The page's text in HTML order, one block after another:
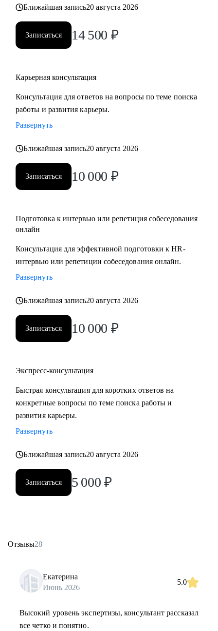
• часто меняли работу;
• захотели вернуться из фриланса, своего бизнеса в найм;
• хотите сменить профессию, но не знаете, как грамотно
построить поиск работы.
Ближайшая запись20 августа 2026
Записаться 14 500 ₽
Карьерная консультация
Консультация для ответов на вопросы по теме поиска
работы и развития карьеры.
Развернуть
Ближайшая запись20 августа 2026
Записаться 10 000 ₽
Подготовка к интервью или репетиция собеседования
онлайн
Консультация для эффективной подготовки к HR-
интервью или репетиции собеседования онлайн.
Развернуть
Ближайшая запись20 августа 2026
Записаться 10 000 ₽
Экспресс-консультация
Быстрая консультация для коротких ответов на
конкретные вопросы по теме поиска работы и
развития карьеры.
Развернуть
Ближайшая запись20 августа 2026
Записаться 5 000 ₽
Отзывы28
Екатерина
Июнь 2026
5.0
Высокий уровень экспертизы, консультант рассказал
все четко и понятно.